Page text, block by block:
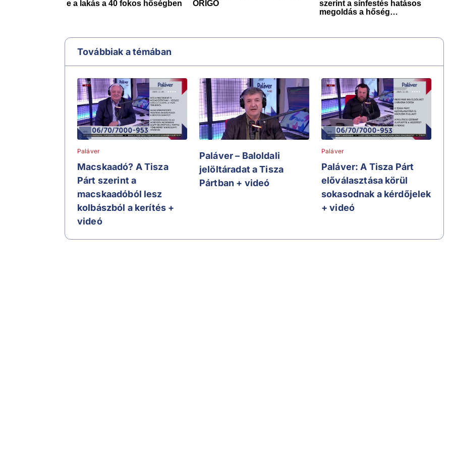
Továbbiak a témában
Paláver
Macskaadó? A Tisza
Párt szerint a
macskaadóból lesz
kolbászból a kerítés +
videó
Paláver – Baloldali
jelöltáradat a Tisza
Pártban + videó
Paláver
Paláver: A Tisza Párt
előválasztása körül
sokasodnak a kérdőjelek
+ videó